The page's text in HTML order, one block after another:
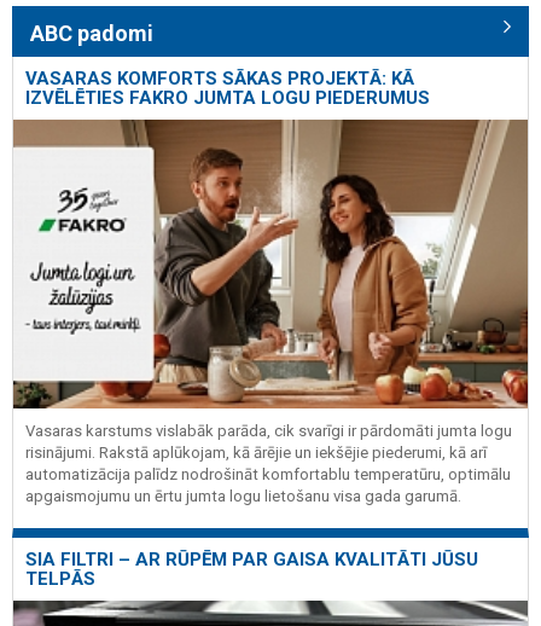
ABC padomi
VASARAS KOMFORTS SĀKAS PROJEKTĀ: KĀ
IZVĒLĒTIES FAKRO JUMTA LOGU PIEDERUMUS
Vasaras karstums vislabāk parāda, cik svarīgi ir pārdomāti jumta logu
risinājumi. Rakstā aplūkojam, kā ārējie un iekšējie piederumi, kā arī
automatizācija palīdz nodrošināt komfortablu temperatūru, optimālu
apgaismojumu un ērtu jumta logu lietošanu visa gada garumā.
SIA FILTRI – AR RŪPĒM PAR GAISA KVALITĀTI JŪSU
TELPĀS